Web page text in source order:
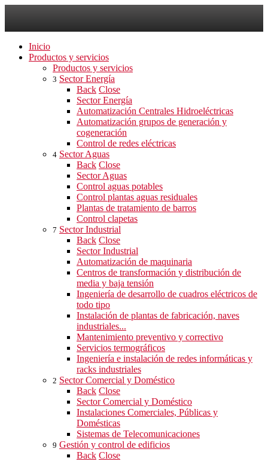
Inicio
Productos y servicios
Productos y servicios
3 Sector Energía
Back Close
Sector Energía
Automatización Centrales Hidroeléctricas
Automatización grupos de generación y
cogeneración
Control de redes eléctricas
4 Sector Aguas
Back Close
Sector Aguas
Control aguas potables
Control plantas aguas residuales
Plantas de tratamiento de barros
Control clapetas
7 Sector Industrial
Back Close
Sector Industrial
Automatización de maquinaria
Centros de transformación y distribución de
media y baja tensión
Ingeniería de desarrollo de cuadros eléctricos de
todo tipo
Instalación de plantas de fabricación, naves
industriales...
Mantenimiento preventivo y correctivo
Servicios termográficos
Ingeniería e instalación de redes informáticas y
racks industriales
2 Sector Comercial y Doméstico
Back Close
Sector Comercial y Doméstico
Instalaciones Comerciales, Públicas y
Domésticas
Sistemas de Telecomunicaciones
9 Gestión y control de edificios
Back Close